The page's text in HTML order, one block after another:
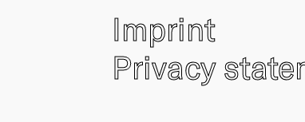
Imprint
Privacy